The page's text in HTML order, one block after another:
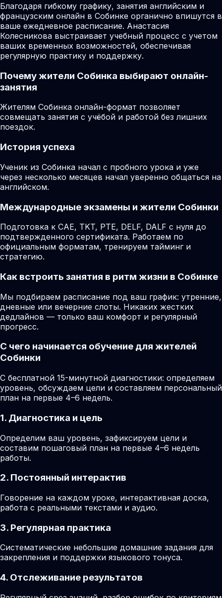
Благодаря гибкому графику, занятия английским и
французским онлайн в Собинке органично впишутся в
ваше ежедневное расписание. Анастасия
Колесникова выстраивает учебный процесс с учетом
ваших временных возможностей, обеспечивая
регулярную практику и поддержку.
Почему жители Собинка выбирают онлайн-
занятия
Жителям Собинка онлайн-формат позволяет
совмещать занятия с учёбой и работой без лишних
поездок.
История успеха
Ученик из Собинка начал с пробного урока и уже
через несколько месяцев начал уверенно общаться на
английском.
Международные экзамены и жители Собинки
Подготовка к CAE, TKT, PTE, DELF, DALF с нуля до
подтвержденного сертификата. Работаем по
официальным форматам, тренируем тайминг и
стратегию.
Как встроить занятия в ритм жизни в Собинке
Мы подбираем расписание под ваш график: утренние,
дневные или вечерние слоты. Никаких жестких
дедлайнов — только ваш комфорт и регулярный
прогресс.
С чего начинается обучение для жителей
Собинки
С бесплатной 15-минутной диагностики: определяем
уровень, обсуждаем цели и составляем персональный
план на первые 4–6 недель.
1. Диагностика и цель
Определим ваш уровень, зафиксируем цели и
составим пошаговый план на первые 4–6 недель
работы.
2. Постоянный интерактив
Говорение на каждом уроке, интерактивная доска,
работа с реальными текстами и аудио.
3. Регулярная практика
Систематические небольшие домашние задания для
закрепления и поддержки языкового тонуса.
4. Отслеживание результатов